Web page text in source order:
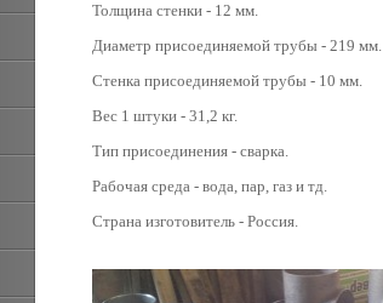
Толщина стенки - 12 мм.
Диаметр присоединяемой трубы - 219 мм.
Стенка присоединяемой трубы - 10 мм.
Вес 1 штуки - 31,2 кг.
Тип присоединения - сварка.
Рабочая среда - вода, пар, газ и тд.
Страна изготовитель - Россия.